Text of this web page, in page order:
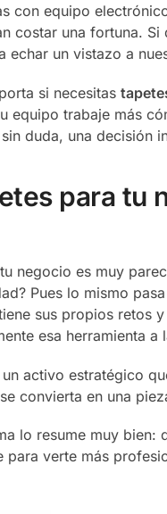
con equipo
costar una fortuna. Si
echar un vistazo a
si necesitas
equipo trabaje más
duda, una decisión
para tu
negocio es muy
Pues lo mismo
sus propios retos
esa herramienta a
activo estratégico
convierta en una
lo resume muy
para verte más